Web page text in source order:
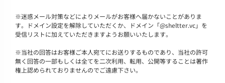
※迷惑メール対策などによりメールがお客様へ届かないことがありま
す。ドメイン設定を解除していただくか、ドメイン「@sheltter.vc」を
受信リストに加えていただきますようお願いいたします。
※当社の回答はお客様ご本人宛てにお送りするものであり、当社の許可
無く回答の一部もしくは全てを二次利用、転用、公開等することは著作
権上認められておりませんのでご遠慮下さい。